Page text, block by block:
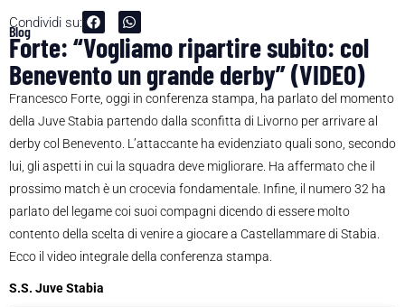
Condividi su:
Blog
Forte: “Vogliamo ripartire subito: col
Benevento un grande derby” (VIDEO)
Francesco Forte, oggi in conferenza stampa, ha parlato del momento
della Juve Stabia partendo dalla sconfitta di Livorno per arrivare al
derby col Benevento. L’attaccante ha evidenziato quali sono, secondo
lui, gli aspetti in cui la squadra deve migliorare. Ha affermato che il
prossimo match è un crocevia fondamentale. Infine, il numero 32 ha
parlato del legame coi suoi compagni dicendo di essere molto
contento della scelta di venire a giocare a Castellammare di Stabia.
Ecco il video integrale della conferenza stampa.
S.S. Juve Stabia